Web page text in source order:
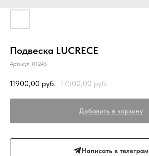
Подвеска LUCRECE
Артикул: 01245
11900,00 руб. 17500,00 руб.
Добавить в корзину
Написать в телеграм